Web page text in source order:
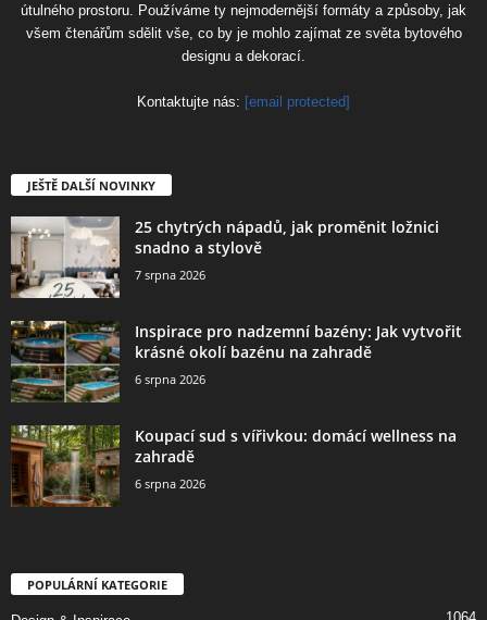
útulného prostoru. Používáme ty nejmodernější formáty a způsoby, jak
všem čtenářům sdělit vše, co by je mohlo zajímat ze světa bytového
designu a dekorací.
Kontaktujte nás: [email protected]
JEŠTĚ DALŠÍ NOVINKY
25 chytrých nápadů, jak proměnit ložnici
snadno a stylově
7 srpna 2026
Inspirace pro nadzemní bazény: Jak vytvořit
krásné okolí bazénu na zahradě
6 srpna 2026
Koupací sud s vířivkou: domácí wellness na
zahradě
6 srpna 2026
POPULÁRNÍ KATEGORIE